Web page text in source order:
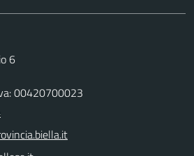
6
00420700023